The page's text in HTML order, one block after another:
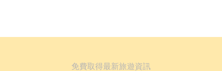
免費取得最新旅遊資訊